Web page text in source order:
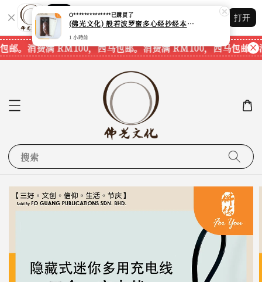
Shopping: 追踪您的订单
您信赖的商店
打开
邮。 消费满 RM100，西马包邮。消费满 RM100，西马包邮。
搜索
O**************已購買了
(佛光文化) 般若波罗蜜多心经抄经本 Prajna Paramita Heart Sutra (30pcs/pack) 现货速发
1 小時前